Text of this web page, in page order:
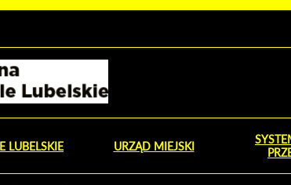
LUBELSKIE URZĄD MIEJSKIODNOŚNIK